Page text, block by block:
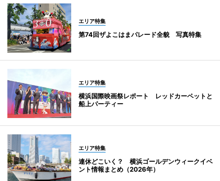
エリア特集
第74回ザよこはまパレード全貌 写真特集
エリア特集
横浜国際映画祭レポート レッドカーペットと
船上パーティー
エリア特集
連休どこいく？ 横浜ゴールデンウィークイベ
ント情報まとめ（2026年）